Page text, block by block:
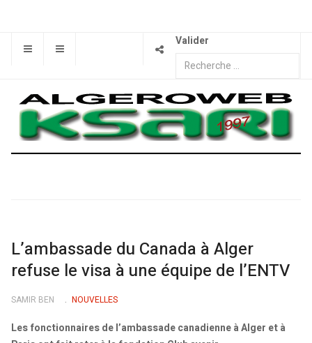
Valider
L’ambassade du Canada à Alger
refuse le visa à une équipe de l’ENTV
SAMIR BEN NOUVELLES
Les fonctionnaires de l’ambassade canadienne à Alger et à